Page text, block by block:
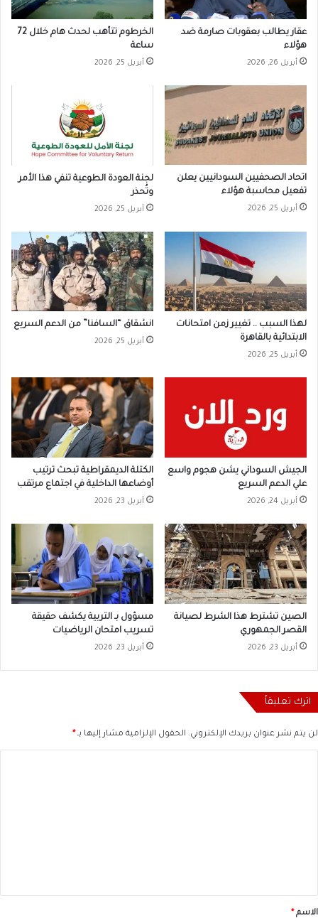
عقار يطالب بعقوبات صارمة ضد
هؤلاء
أبريل 26, 2026
الخرطوم تتأهب لحدث هام خلال 72
ساعة
أبريل 25, 2026
اتحاد الصحفيين السودانيين يعلن
تفعيل محاسبة هؤلاء
أبريل 25, 2026
لجنة العودة الطوعية تنفي هذا الأمر
وتُحذر
أبريل 25, 2026
لهذا السبب .. تغيير زمن امتحانات
الابتدائية بالقاهرة
أبريل 25, 2026
انشقاق “السافنا” من الدعم السريع
أبريل 25, 2026
الجيش السوداني يشن هجوم واسع
علي الدعم السريع
أبريل 24, 2026
الكتلة الديمقراطية تبحث ترتيب
أوضاعها الداخلية في اجتماع مرتقب
أبريل 23, 2026
الصين تشترط هذا الشرط لصيانة
القصر الجمهوري
أبريل 23, 2026
مسؤول بـ التربية يكشف حقيقة
تسريب امتحان الرياضيات
أبريل 23, 2026
اترك تعليقاً
لن يتم نشر عنوان بريدك الإلكتروني. الحقول الإلزامية مشار إليها بـ *
*الاسم *